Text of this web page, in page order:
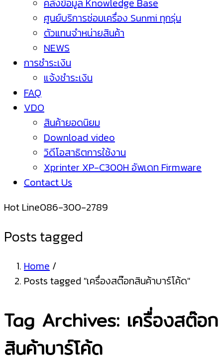
คลังข้อมูล Knowledge Base
ศูนย์บริการซ่อมเครื่อง Sunmi ทุกรุ่น
ตัวแทนจำหน่ายสินค้า
NEWS
การชำระเงิน
แจ้งชำระเงิน
FAQ
VDO
สินค้ายอดนิยม
Download video
วิดีโอสาธิตการใช้งาน
Xprinter XP-C300H อัพเดท Firmware
Contact Us
Hot Line086-300-2789
Posts tagged
Home /
Posts tagged "เครื่องสต๊อกสินค้าบาร์โค้ด"
Tag Archives: เครื่องสต๊อก
สินค้าบาร์โค้ด